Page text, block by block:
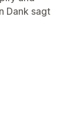
Dank sagt